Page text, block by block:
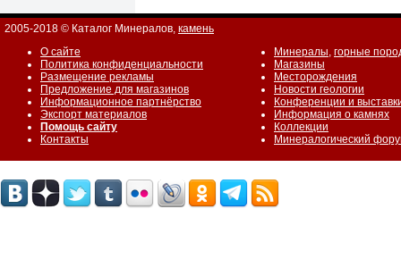
2005-2018 © Каталог Минералов, камень
О сайте
Политика конфиденциальности
Размещение рекламы
Предложение для магазинов
Информационное партнёрство
Экспорт материалов
Помощь сайту
Контакты
Минералы, горные
Магазины
Месторождения
Новости геологии
Конференции и
Информация о камнях
Коллекции
Минералогический